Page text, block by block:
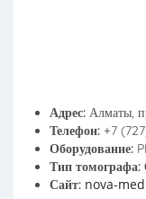
Адрес: Алматы,
Телефон: +7
Оборудование:
Тип томографа:
Сайт: nova-